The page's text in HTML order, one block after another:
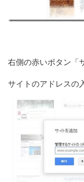
右側の赤いボタン「
サイトのアドレスの